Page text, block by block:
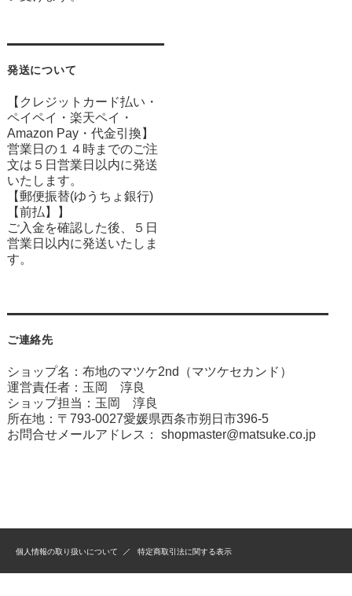
発送について
【クレジットカード払い・
ペイペイ・楽天ペイ・
Amazon Pay・ 代金引換】
営業日の１４時までのご注
文は５日営業日以内に発送
いたします。
【郵便振替(ゆうちょ銀行)
【前払】】
ご入金を確認した後、５日
営業日以内に発送いたしま
す。
ご連絡先
ショップ名：布地のマツケ2nd（マツケセカンド）
運営責任者：玉岡 淳良
ショップ担当：玉岡 淳良
所在地：〒793-0027愛媛県西条市朔日市396-5
お問合せメールアドレス： shopmaster@matsuke.co.jp
個人情報の取り扱いについて 特定商取引法に関する表示